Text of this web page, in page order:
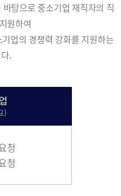
탕으로 중소기업 재직자의 직
원하여
업의 경쟁력 강화를 지원하는
.
)
청
청